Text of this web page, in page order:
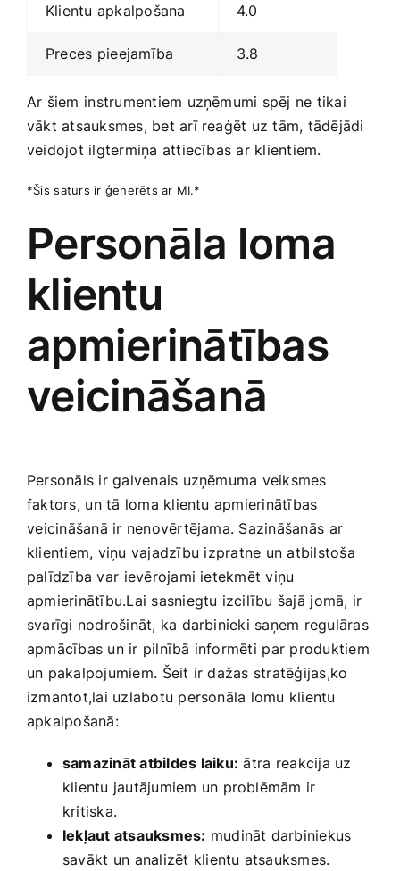
Klientu apkalpošana 4.0
Preces⁤ pieejamība 3.8
Ar šiem ⁤instrumentiem uzņēmumi spēj ne tikai
vākt atsauksmes, bet arī reaģēt uz tām, tādējādi
veidojot ilgtermiņa attiecības ar klientiem.
*Šis⁣ saturs‍ ir ģenerēts ar MI.*
Personāla loma⁣
klientu
apmierinātības
veicināšanā
Personāls ‍ir galvenais uzņēmuma veiksmes
faktors,⁣ un tā loma klientu apmierinātības
⁢veicināšanā ir nenovērtējama. Sazināšanās ⁣ar
klientiem, viņu vajadzību⁢ izpratne un atbilstoša
palīdzība var ⁢ievērojami‌ ietekmēt viņu
apmierinātību.Lai sasniegtu izcilību šajā ⁣jomā, ir
svarīgi nodrošināt, ka‍ darbinieki saņem regulāras
apmācības un ir pilnībā informēti⁣ par produktiem
un ‍pakalpojumiem. ⁢Šeit ir dažas stratēģijas,ko
izmantot,lai uzlabotu personāla‌ lomu klientu
apkalpošanā:
samazināt ‍atbildes​ laiku: ⁤ātra⁣ reakcija uz‍
klientu jautājumiem un problēmām ir⁤
kritiska.
Iekļaut atsauksmes: mudināt darbiniekus⁣
savākt un⁣ analizēt klientu ‍atsauksmes.